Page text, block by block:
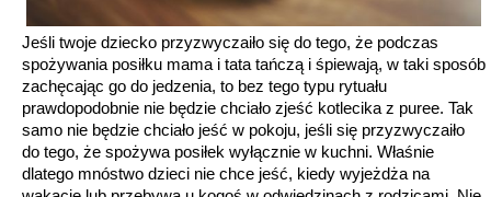
Jeśli twoje dziecko przyzwyczaiło się do tego, że podczas
spożywania posiłku mama i tata tańczą i śpiewają, w taki sposób
zachęcając go do jedzenia, to bez tego typu rytuału
prawdopodobnie nie będzie chciało zjeść kotlecika z puree. Tak
samo nie będzie chciało jeść w pokoju, jeśli się przyzwyczaiło
do tego, że spożywa posiłek wyłącznie w kuchni. Właśnie
dlatego mnóstwo dzieci nie chce jeść, kiedy wyjeżdża na